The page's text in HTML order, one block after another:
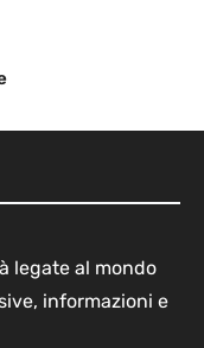
legate al mondo
informazioni e